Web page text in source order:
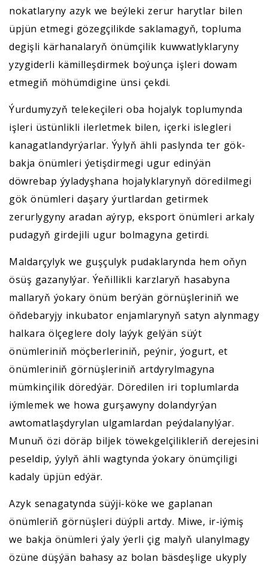
nokatlaryny azyk we beýleki zerur harytlar bilen
üpjün etmegi gözegçilikde saklamagyň, topluma
degişli kärhanalaryň önümçilik kuwwatlyklaryny
yzygiderli kämilleşdirmek boýunça işleri dowam
etmegiň möhümdigine ünsi çekdi.
Ýurdumyzyň telekeçileri oba hojalyk toplumynda
işleri üstünlikli ilerletmek bilen, içerki islegleri
kanagatlandyrýarlar. Ýylyň ähli paslynda ter gök-
bakja önümleri ýetişdirmegi ugur edinýän
döwrebap ýyladyşhana hojalyklarynyň döredilmegi
gök önümleri daşary ýurtlardan getirmek
zerurlygyny aradan aýryp, eksport önümleri arkaly
pudagyň girdejili ugur bolmagyna getirdi.
Maldarçylyk we guşçulyk pudaklarynda hem oňyn
ösüş gazanylýar. Ýeňillikli karzlaryň hasabyna
mallaryň ýokary önüm berýän görnüşleriniň we
öňdebaryjy inkubator enjamlarynyň satyn alynmagy
halkara ölçeglere doly laýyk gelýän süýt
önümleriniň möçberleriniň, peýnir, ýogurt, et
önümleriniň görnüşleriniň artdyrylmagyna
mümkinçilik döredýär. Döredilen iri toplumlarda
iýmlemek we howa gurşawyny dolandyrýan
awtomatlaşdyrylan ulgamlardan peýdalanylýar.
Munuň özi döräp biljek töwekgelçilikleriň derejesini
peseldip, ýylyň ähli wagtynda ýokary önümçiligi
kadaly üpjün edýär.
Azyk senagatynda süýji-köke we gaplanan
önümleriň görnüşleri düýpli artdy. Miwe, ir-iýmiş
we bakja önümleri ýaly ýerli çig malyň ulanylmagy
özüne düşýän bahasy az bolan bäsdeşlige ukyply